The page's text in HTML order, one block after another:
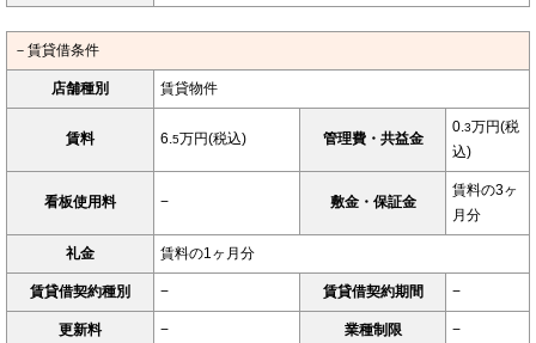
－賃貸借条件
店舗種別 賃貸物件
賃料 6.5万円(税込) 管理費・共益金
0.3万円(税
込)
看板使用料 − 敷金・保証金
賃料の3ヶ
月分
礼金 賃料の1ヶ月分
賃貸借契約種別 − 賃貸借契約期間 −
更新料 − 業種制限 −